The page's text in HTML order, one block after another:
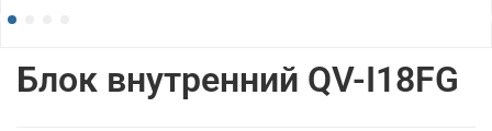
Блок внутренний QV-I18FG